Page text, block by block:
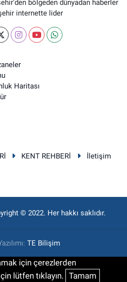
bölgeden dünyadan haberler
internette lider
Haritası
KENT REHBERİ
İletişim
© 2022. Her hakkı saklıdır.
TE Bilişim
için çerezlerden
lütfen tıklayın. Tamam